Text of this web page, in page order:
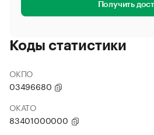
Получить
Коды статистики
ОКПО
03496680
ОКАТО
83401000000